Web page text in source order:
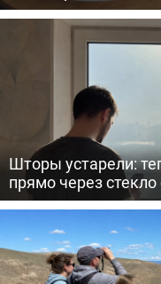
Шторы устарели:
прямо через